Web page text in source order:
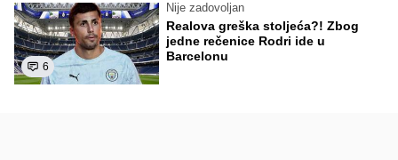
6
Nije zadovoljan
Realova greška stoljeća?! Zbog
jedne rečenice Rodri ide u
Barcelonu